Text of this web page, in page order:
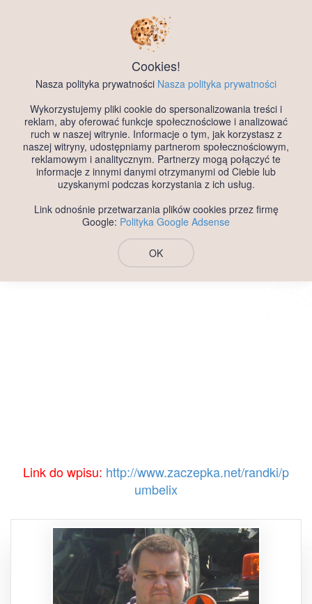
Cookies!
Nasza polityka prywatności Nasza polityka prywatności
Wykorzystujemy pliki cookie do spersonalizowania treści i
reklam, aby oferować funkcje społecznościowe i analizować
ruch w naszej witrynie. Informacje o tym, jak korzystasz z
naszej witryny, udostępniamy partnerom społecznościowym,
reklamowym i analitycznym. Partnerzy mogą połączyć te
informacje z innymi danymi otrzymanymi od Ciebie lub
uzyskanymi podczas korzystania z ich usług.
Link odnośnie przetwarzania plików cookies przez firmę
Google: Polityka Google Adsense
OK
Zaczepka
Darmowy Portal RandkowyBez Rejestracji i Logowania
Pumbelix, województwo Lubuskie, mezczyzna, wiek 37 - Darmowe
ogłoszenia randkowe dla każdego.
Link do wpisu: http://www.zaczepka.net/randki/p
umbelix